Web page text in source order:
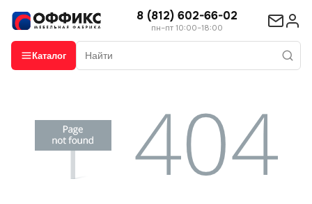
8 (812) 602-66-02
пн–пт 10:00–18:00
Каталог